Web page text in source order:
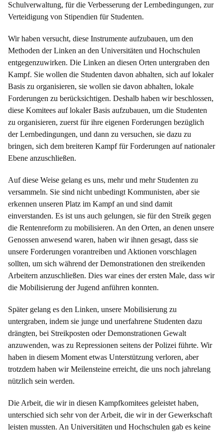
Schulverwaltung, für die Verbesserung der Lernbedingungen, zur
Verteidigung von Stipendien für Studenten.
Wir haben versucht, diese Instrumente aufzubauen, um den
Methoden der Linken an den Universitäten und Hochschulen
entgegenzuwirken. Die Linken an diesen Orten untergraben den
Kampf. Sie wollen die Studenten davon abhalten, sich auf lokaler
Basis zu organisieren, sie wollen sie davon abhalten, lokale
Forderungen zu berücksichtigen. Deshalb haben wir beschlossen,
diese Komitees auf lokaler Basis aufzubauen, um die Studenten
zu organisieren, zuerst für ihre eigenen Forderungen bezüglich
der Lernbedingungen, und dann zu versuchen, sie dazu zu
bringen, sich dem breiteren Kampf für Forderungen auf nationaler
Ebene anzuschließen.
Auf diese Weise gelang es uns, mehr und mehr Studenten zu
versammeln. Sie sind nicht unbedingt Kommunisten, aber sie
erkennen unseren Platz im Kampf an und sind damit
einverstanden. Es ist uns auch gelungen, sie für den Streik gegen
die Rentenreform zu mobilisieren. An den Orten, an denen unsere
Genossen anwesend waren, haben wir ihnen gesagt, dass sie
unsere Forderungen vorantreiben und Aktionen vorschlagen
sollten, um sich während der Demonstrationen den streikenden
Arbeitern anzuschließen. Dies war eines der ersten Male, dass wir
die Mobilisierung der Jugend anführen konnten.
Später gelang es den Linken, unsere Mobilisierung zu
untergraben, indem sie junge und unerfahrene Studenten dazu
drängten, bei Streikposten oder Demonstrationen Gewalt
anzuwenden, was zu Repressionen seitens der Polizei führte. Wir
haben in diesem Moment etwas Unterstützung verloren, aber
trotzdem haben wir Meilensteine erreicht, die uns noch jahrelang
nützlich sein werden.
Die Arbeit, die wir in diesen Kampfkomitees geleistet haben,
unterschied sich sehr von der Arbeit, die wir in der Gewerkschaft
leisten mussten. An Universitäten und Hochschulen gab es keine